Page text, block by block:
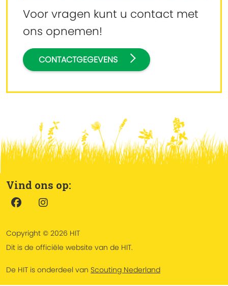
Voor vragen kunt u contact met
ons opnemen!
CONTACTGEGEVENS
Vind ons op:
Copyright © 2026 HIT
Dit is de officiële website van de HIT.
De HIT is onderdeel van Scouting Nederland